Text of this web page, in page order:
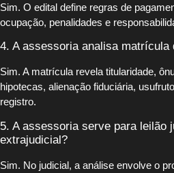
Sim. O edital define regras de
ocupação, penalidades e
4. A assessoria analisa matrícula
Sim. A matrícula revela titularidade,
hipotecas, alienação fiduciária,
registro.
5. A assessoria serve para leilão
extrajudicial?
Sim. No judicial, a análise envolve o